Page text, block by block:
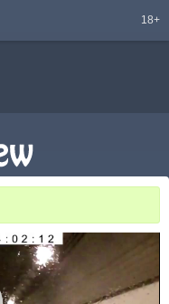
18+